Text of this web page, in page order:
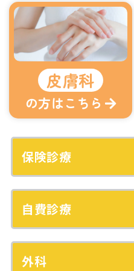
皮膚科
の方はこちら
保険診療
自費診療
外科